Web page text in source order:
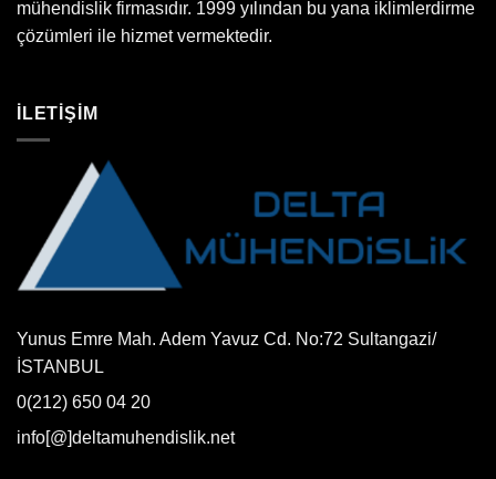
mühendislik firmasıdır. 1999 yılından bu yana iklimlerdirme
çözümleri ile hizmet vermektedir.
İLETİŞİM
Yunus Emre Mah. Adem Yavuz Cd. No:72 Sultangazi/
İSTANBUL
0(212) 650 04 20
info[@]deltamuhendislik.net